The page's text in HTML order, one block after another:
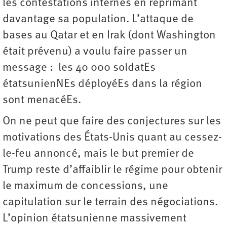
les contestations internes en réprimant
davantage sa population. L’attaque de
bases au Qatar et en Irak (dont Washington
était prévenu) a voulu faire passer un
message : les 40 000 soldatEs
étatsunienNEs déployéEs dans la région
sont menacéEs.
On ne peut que faire des conjectures sur les
motivations des États-Unis quant au cessez-
le-feu annoncé, mais le but premier de
Trump reste d’affaiblir le régime pour obtenir
le maximum de concessions, une
capitulation sur le terrain des négociations.
L’opinion étatsunienne massivement